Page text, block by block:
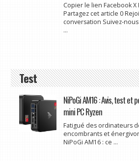
Copier le lien Facebook X
Partagez cet article 0
conversation Suivez-
...
Test
NiPoGi AM16 : Avis, test et
mini PC Ryzen
Fatigué des ordinateurs
encombrants et
NiPoGi AM16 : ce ...